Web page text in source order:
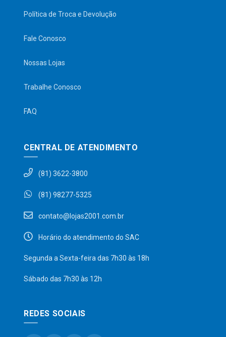
Política de Troca e Devolução
Fale Conosco
Nossas Lojas
Trabalhe Conosco
FAQ
CENTRAL DE ATENDIMENTO
(81) 3622-3800
(81) 98277-5325
contato@lojas2001.com.br
Horário do atendimento do SAC
Segunda a Sexta-feira das 7h30 às 18h
Sábado das 7h30 às 12h
REDES SOCIAIS